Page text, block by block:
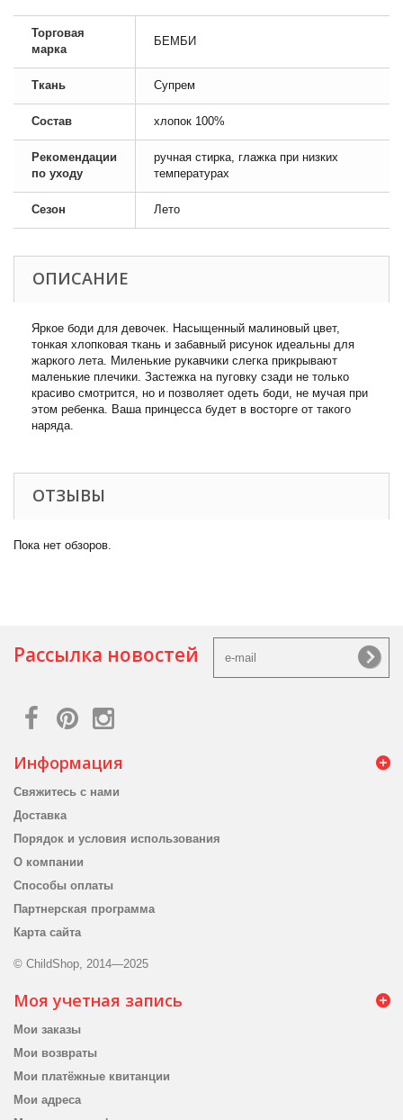
Торговая
марка
БЕМБИ
Ткань Супрем
Состав хлопок 100%
Рекомендации
по уходу
ручная стирка, глажка при низких
температурах
Сезон Лето
ОПИСАНИЕ
Яркое боди для девочек. Насыщенный малиновый цвет,
тонкая хлопковая ткань и забавный рисунок идеальны для
жаркого лета. Миленькие рукавчики слегка прикрывают
маленькие плечики. Застежка на пуговку сзади не только
красиво смотрится, но и позволяет одеть боди, не мучая при
этом ребенка. Ваша принцесса будет в восторге от такого
наряда.
ОТЗЫВЫ
Пока нет обзоров.
Рассылка новостей
Информация
Свяжитесь с нами
Доставка
Порядок и условия использования
О компании
Способы оплаты
Партнерская программа
Карта сайта
© ChildShop, 2014—2025
Моя учетная запись
Мои заказы
Мои возвраты
Мои платёжные квитанции
Мои адреса